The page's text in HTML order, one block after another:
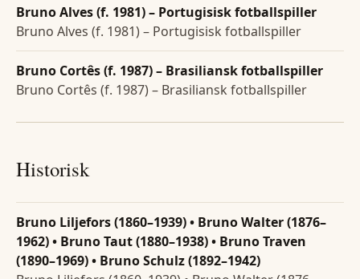
Bruno Alves (f. 1981) – Portugisisk fotballspiller
Bruno Alves (f. 1981) – Portugisisk fotballspiller
Bruno Cortês (f. 1987) – Brasiliansk fotballspiller
Bruno Cortês (f. 1987) – Brasiliansk fotballspiller
Historisk
Bruno Liljefors (1860–1939) • Bruno Walter (1876–
1962) • Bruno Taut (1880–1938) • Bruno Traven
(1890–1969) • Bruno Schulz (1892–1942)